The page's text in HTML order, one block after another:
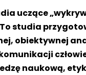
uczące
studia
obiektywnej
naukową,